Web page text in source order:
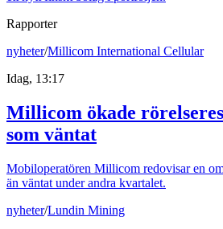
Rapporter
nyheter/Millicom International Cellular
Idag, 13:17
Millicom ökade
som väntat
Mobiloperatören Millicom redovisar en
än väntat under andra kvartalet.
nyheter/Lundin Mining